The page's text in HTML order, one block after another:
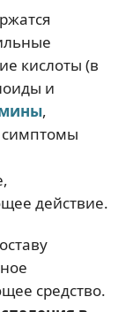
кислоты (в
и
,
симптомы
действие.
средство.